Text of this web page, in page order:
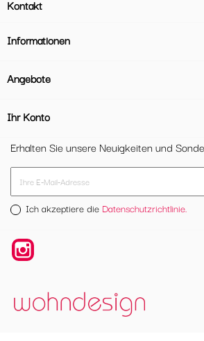
Kontakt
Informationen
Angebote
Ihr Konto
Erhalten Sie unsere Neuigkeiten und
Ich akzeptiere die Datenschutzrichtlinie.